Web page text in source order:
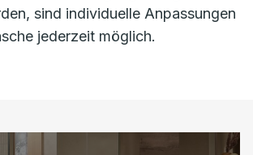
sind individuelle Anpassungen
jederzeit möglich.